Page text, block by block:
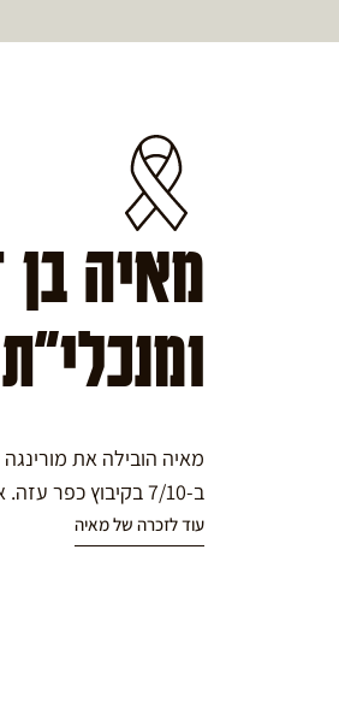
מאיה
מאיה הובילה את
ב-7/10 בקיבוץ כפר עזה. אנחנו כאן להמשיך את דרכה במורינגה.
עוד לזכרה של מאיה